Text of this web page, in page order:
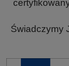
Świadczymy